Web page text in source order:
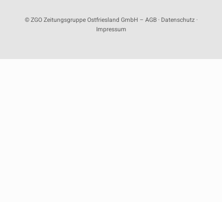
© ZGO Zeitungsgruppe Ostfriesland GmbH – AGB· Datenschutz·
Impressum